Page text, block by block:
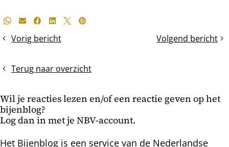
Deel
bericht
Whatsapp
E-mailFacebook
LinkedIn
X Pinterest
Vorig bericht
Broednesttemperatuur
oktober
maart
2021
Volgend bericht
De
rugzakmethode
Terug naar overzicht
Wil je reacties lezen en/of een reactie geven op het
bijenblog?
Log dan in met je NBV-account.
Het Bijenblog is een service van de Nederlandse